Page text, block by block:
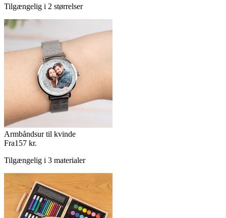
Tilgængelig i 2 størrelser
Armbåndsur til kvinde
Fra157 kr.
Tilgængelig i 3 materialer